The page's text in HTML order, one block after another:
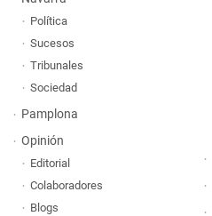
Política
Sucesos
Tribunales
Sociedad
Pamplona
Opinión
Editorial
Colaboradores
Blogs